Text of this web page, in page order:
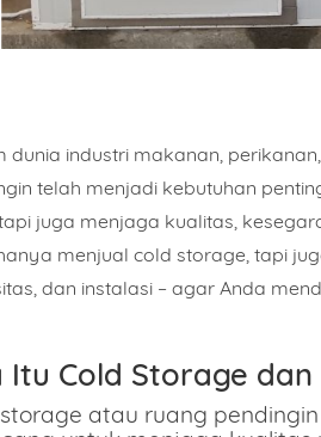
dunia industri makanan,
telah menjadi kebutuhan
juga menjaga kualitas,
menjual cold storage, tapi
dan instalasi – agar Anda
Itu Cold Storage
atau ruang